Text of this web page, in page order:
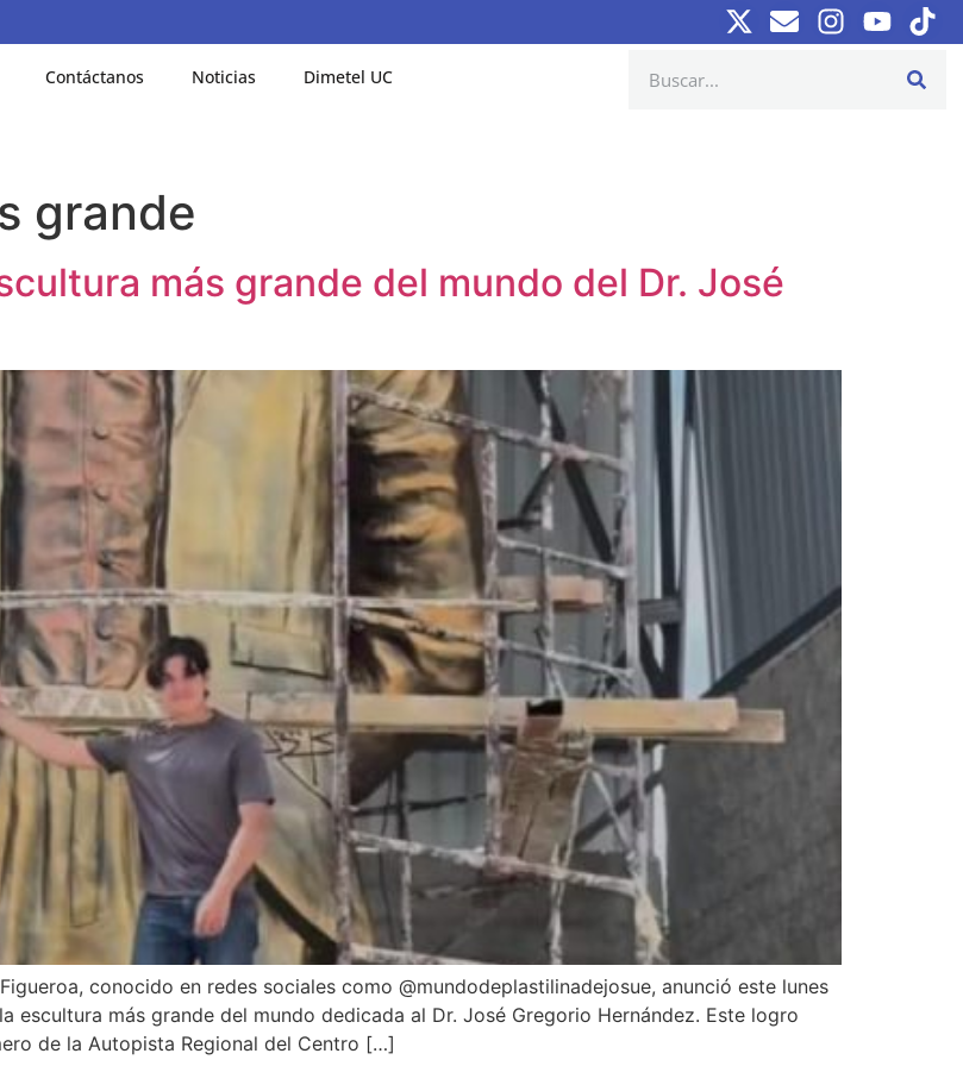
Contáctanos Noticias Dimetel UC
grande
más grande del mundo del Dr. José
conocido en redes sociales como @mundodeplastilinadejosue, anunció este lunes
escultura más grande del mundo dedicada al Dr. José Gregorio Hernández. Este logro
de la Autopista Regional del Centro […]